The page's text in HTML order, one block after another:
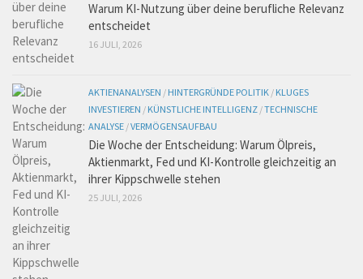
Warum KI-Nutzung über deine berufliche Relevanz
entscheidet
16 JULI, 2026
AKTIENANALYSEN / HINTERGRÜNDE POLITIK / KLUGES
INVESTIEREN / KÜNSTLICHE INTELLIGENZ /TECHNISCHE
ANALYSE /VERMÖGENSAUFBAU
Die Woche der Entscheidung: Warum Ölpreis,
Aktienmarkt, Fed und KI-Kontrolle gleichzeitig an
ihrer Kippschwelle stehen
25 JULI, 2026